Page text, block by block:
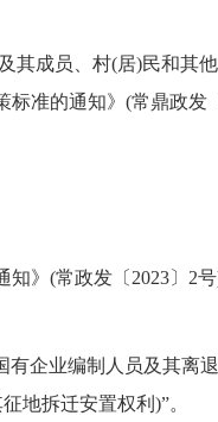
成员、村(居)民和其
准的通知》(常鼎政发
知》(常政发〔2023〕2
企业编制人员及其离
地拆迁安置权利)”。